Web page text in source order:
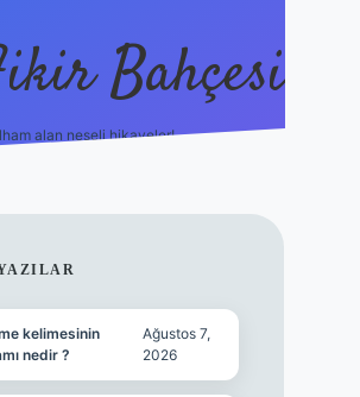
Bahçesi
alan neşeli hikayeler!
kelimesinin
nedir ?
Ağustos 7,
2026
grandoperabet